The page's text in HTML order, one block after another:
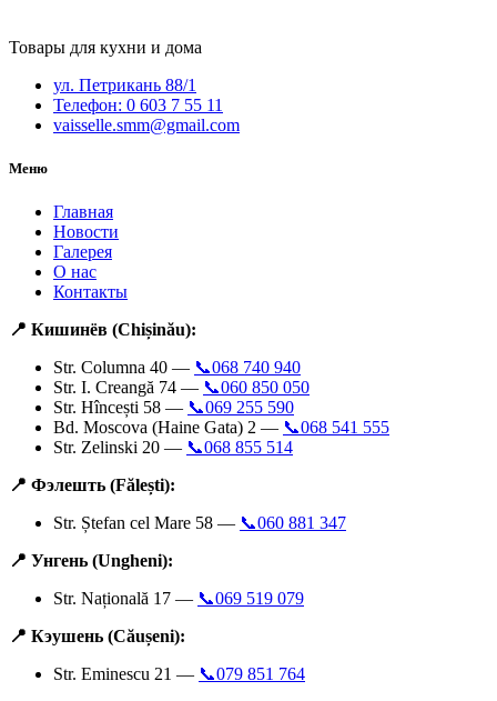
Товары для кухни и дома
ул. Петрикань 88/1
Телефон: 0 603 7 55 11
vaisselle.smm@gmail.com
Меню
Главная
Новости
Галерея
О нас
Контакты
📍 Кишинёв (Chișinău):
Str. Columna 40 — 📞068 740 940
Str. I. Creangă 74 — 📞060 850 050
Str. Hîncești 58 — 📞069 255 590
Bd. Moscova (Haine Gata) 2 — 📞068 541 555
Str. Zelinski 20 — 📞068 855 514
📍 Фэлешть (Fălești):
Str. Ștefan cel Mare 58 — 📞060 881 347
📍 Унгень (Ungheni):
Str. Națională 17 — 📞069 519 079
📍 Кэушень (Căușeni):
Str. Eminescu 21 — 📞079 851 764